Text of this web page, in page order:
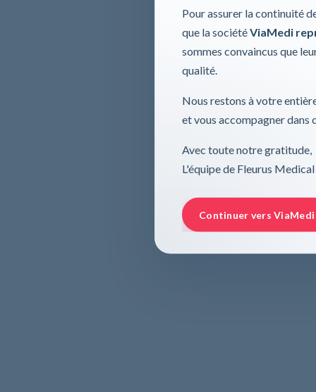
Pour assurer la continuité
que la sociétéViaMedi
sommes convaincus que
qualité.
Nous restons à votre
et vous accompagner dans
Avec toute notre gratitude,
L'équipe de Fleurus Medical
Continuer vers ViaMedi